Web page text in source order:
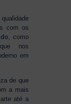
com os
, como
nos
em
de que
a mais
até a